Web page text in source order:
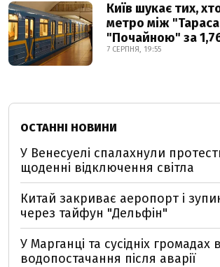
Київ шукає тих,
метро між
"Почайною" за
7 СЕРПНЯ, 19:55
ОСТАННІ НОВИНИ
У Венесуелі спалахнули
щоденні відключення світла
Китай закриває аеропорт і
через тайфун "Дельфін"
У Марганці та сусідніх громадах
водопостачання після аварії